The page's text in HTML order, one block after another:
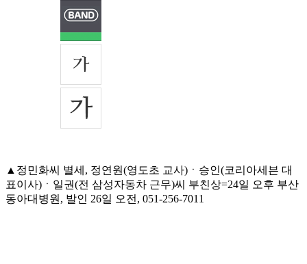
▲정민화씨 별세, 정연원(영도초 교사)ㆍ승인(코리아세븐 대
표이사)ㆍ일권(전 삼성자동차 근무)씨 부친상=24일 오후 부산
동아대병원, 발인 26일 오전, 051-256-7011